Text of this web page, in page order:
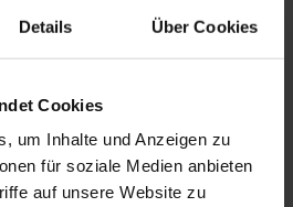
Details Über Cookies
Cookies
um Inhalte und Anzeigen zu
für soziale Medien anbieten
auf unsere Website zu